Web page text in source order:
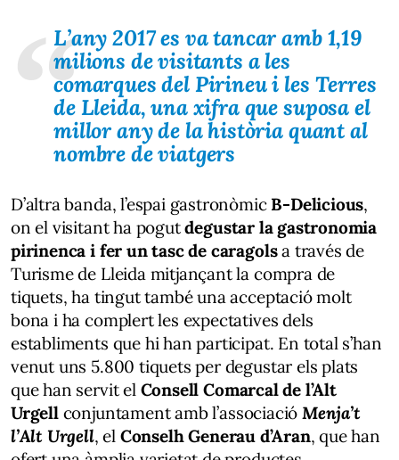
L’any 2017 es va tancar amb 1,19
milions de visitants a les
comarques del Pirineu i les Terres
de Lleida, una xifra que suposa el
millor any de la història quant al
nombre de viatgers
D’altra banda, l’espai gastronòmic B-Delicious,
on el visitant ha pogutdegustar la gastronomia
pirinenca i fer un tasc de caragolsa través de
Turisme de Lleida mitjançant la compra de
tiquets, ha tingut també una acceptació molt
bona i ha complert les expectatives dels
establiments que hi han participat. En total s’han
venut uns 5.800 tiquets per degustar els plats
que han servit el Consell Comarcal de l’Alt
Urgellconjuntament amb l’associació Menja’t
l’Alt Urgell, el Conselh Generau d’Aran, que han